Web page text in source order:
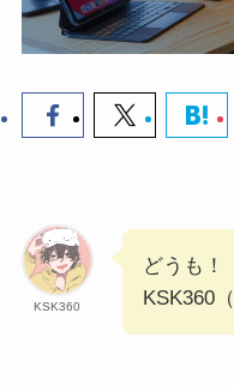
KSK360
どうも！
KSK360（